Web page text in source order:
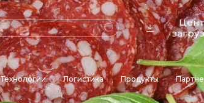
Технологии Логистика Продукты